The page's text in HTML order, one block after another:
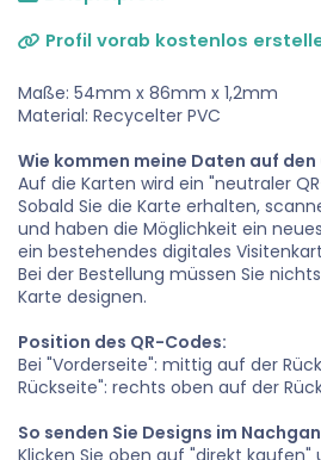
Profil vorab kostenlos
Maße: 54mm x 86mm x 1,2mm
Material: Recycelter PVC
Wie kommen meine Daten auf
Auf die Karten wird ein "neutraler
Sobald Sie die Karte erhalten,
und haben die Möglichkeit ein
ein bestehendes digitales
Bei der Bestellung müssen Sie
Karte designen.
Position des QR-Codes:
Bei "Vorderseite": mittig auf der
Rückseite": rechts oben auf der
So senden Sie Designs im
Klicken Sie oben auf "direkt kaufen"